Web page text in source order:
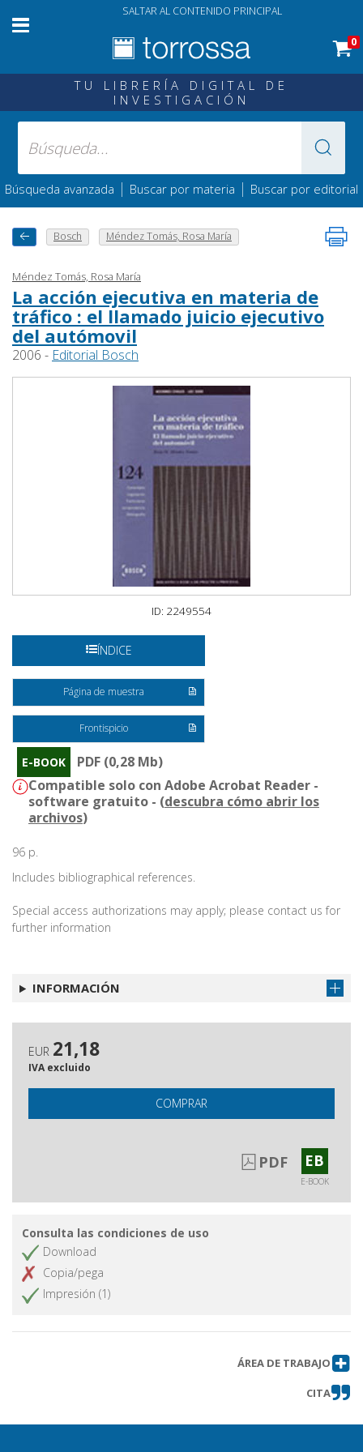
SALTAR AL CONTENIDO PRINCIPAL
0
TU LIBRERÍA DIGITAL DE
INVESTIGACIÓN
Búsqueda avanzada | Buscar por materia | Buscar por editorial
Bosch Méndez Tomás, Rosa María
Méndez Tomás, Rosa María
La acción ejecutiva en materia de
tráfico : el llamado juicio ejecutivo
del autómovil
2006 - Editorial Bosch
ID: 2249554
ÍNDICE
Página de muestra
Frontispicio
E-BOOK
PDF (0,28 Mb)
Compatible solo con Adobe Acrobat Reader -
software gratuito - (descubra cómo abrir los
archivos)
96 p.
Includes bibliographical references.
Special access authorizations may apply; please contact us for
further information
INFORMACIÓN
EUR 21,18
IVA excluido
COMPRAR
PDF EB
E-BOOK
Consulta las condiciones de uso
Download
Copia/pega
Impresión (1)
ÁREA DE TRABAJO
CITA